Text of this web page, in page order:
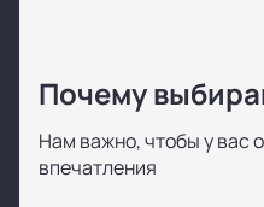
живописном уголке
превосходной
идеальным местом для
Почему
Нам важно, чтобы у вас
впечатления